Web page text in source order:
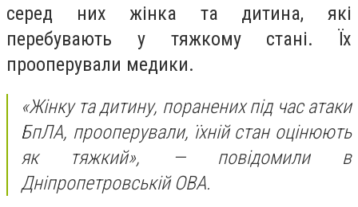
серед них жінка та дитина, які
перебувають у тяжкому стані. Їх
прооперували медики.
«Жінку та дитину, поранених під час атаки
БпЛА, прооперували, їхній стан оцінюють
як тяжкий», — повідомили в
Дніпропетровській ОВА.